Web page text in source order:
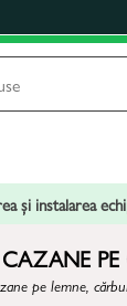
și instalarea
CAZANE PE
pe lemne,